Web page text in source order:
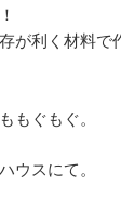
が利く材料で
もぐもぐ。
ウスにて。